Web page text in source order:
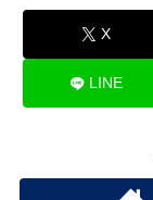
X
LINE